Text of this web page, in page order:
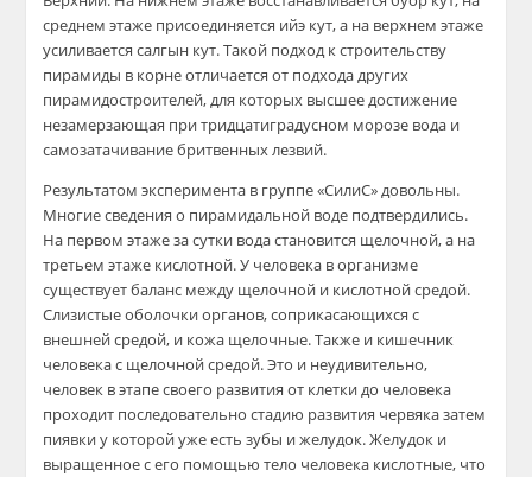
среднем этаже присоединяется ийэ кут, а на верхнем этаже
усиливается салгын кут. Такой подход к строительству
пирамиды в корне отличается от подхода других
пирамидостроителей, для которых высшее достижение
незамерзающая при тридцатиградусном морозе вода и
самозатачивание бритвенных лезвий.
Результатом эксперимента в группе «СилиС» довольны.
Многие сведения о пирамидальной воде подтвердились.
На первом этаже за сутки вода становится щелочной, а на
третьем этаже кислотной. У человека в организме
существует баланс между щелочной и кислотной средой.
Слизистые оболочки органов, соприкасающихся с
внешней средой, и кожа щелочные. Также и кишечник
человека с щелочной средой. Это и неудивительно,
человек в этапе своего развития от клетки до человека
проходит последовательно стадию развития червяка затем
пиявки у которой уже есть зубы и желудок. Желудок и
выращенное с его помощью тело человека кислотные, что